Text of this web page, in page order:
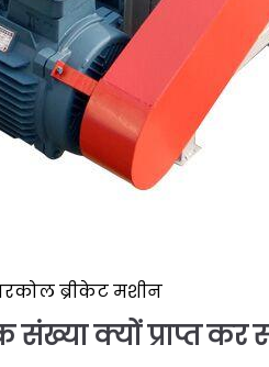
ब्रीकेट मशीन
क्यों प्राप्त